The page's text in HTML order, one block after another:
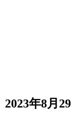
2023年8月29